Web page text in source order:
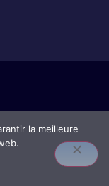
la meilleure